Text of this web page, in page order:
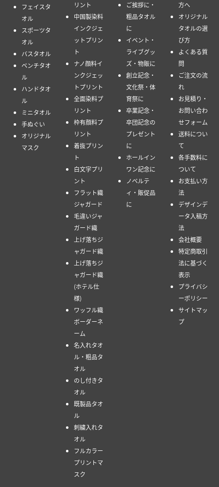
フェイスタ
オル
スポーツタ
オル
バスタオル
ベンチタオ
ル
ハンドタオ
ル
ミニタオル
手ぬぐい
オリジナル
マスク
リント
中国製染料
インクジェ
ットプリン
ト
ナノ顔料イ
ンクジェッ
トプリント
全面染料プ
リント
枠有顔料プ
リント
着抜プリン
ト
白文字プリ
ント
フラット織
ジャガード
毛違いジャ
ガード織
上げ落ちジ
ャガード織
上げ落ちジ
ャガード織
(ホテル仕
様)
ワッフル織
ボーダーネ
ーム
名入れタオ
ル・粗品タ
オル
のし付きタ
オル
既製品タオ
ル
刺繍入れタ
オル
フルカラー
プリントマ
スク
ご挨拶に・
粗品タオル
に
イベント・
ライブグッ
ズ・物販に
創立記念・
文化祭・体
育祭に
卒業記念・
卒団記念の
プレゼント
に
ホールイン
ワン記念に
ノベルテ
ィ・販促品
に
方へ
オリジナル
タオルの選
び方
よくある質
問
ご注文の流
れ
お見積り・
お問い合わ
せフォーム
送料につい
て
各手数料に
ついて
お支払い方
法
デザインデ
ータ入稿方
法
会社概要
特定商取引
法に基づく
表示
プライバシ
ーポリシー
サイトマッ
プ